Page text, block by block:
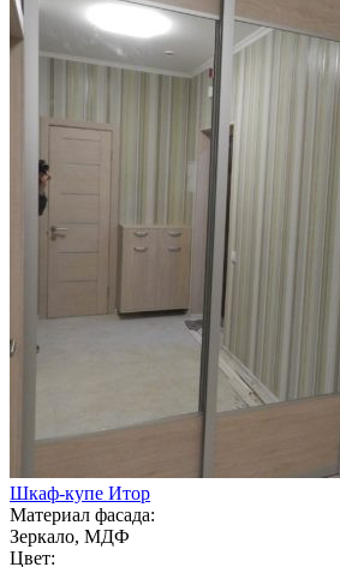
Шкаф-купе Итор
Материал фасада:
Зеркало, МДФ
Цвет: